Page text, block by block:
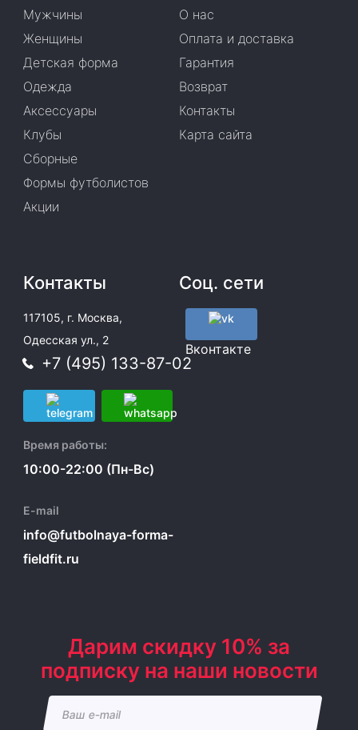
Мужчины
Женщины
Детская форма
Одежда
Аксессуары
Клубы
Сборные
Формы футболистов
Акции
О нас
Оплата и доставка
Гарантия
Возврат
Контакты
Карта сайта
Контакты
117105, г. Москва,
Одесская ул., 2
+7 (495) 133-87-02
Время работы:
10:00-22:00 (Пн-Вс)
E-mail
info@futbolnaya-forma-
fieldfit.ru
Соц. сети
Вконтакте
Дарим скидку 10% за
подписку на наши новости